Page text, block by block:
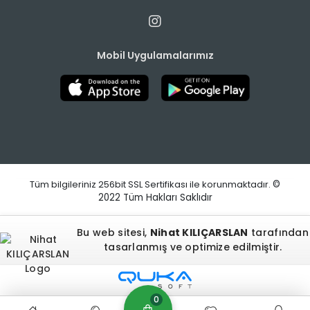
Mobil Uygulamalarımız
Tüm bilgileriniz 256bit SSL Sertifikası ile korunmaktadır. ©
2022 Tüm Hakları Saklıdır
Bu web sitesi, Nihat KILIÇARSLAN tarafından
tasarlanmış ve optimize edilmiştir.
0